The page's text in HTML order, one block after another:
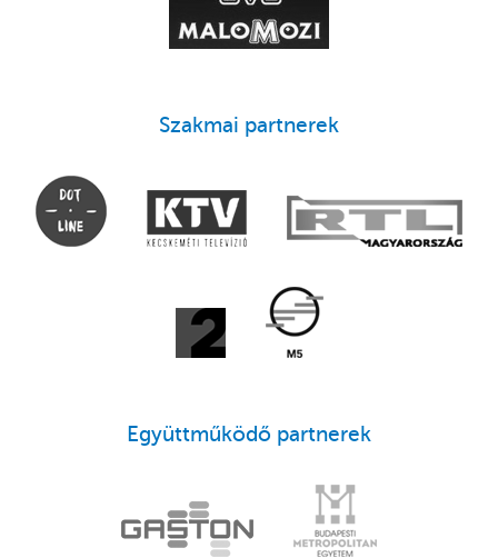
Szakmai partnerek
Együttműködő partnerek